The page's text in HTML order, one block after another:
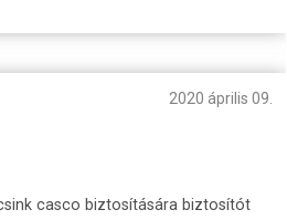
2020 április 09.
casco biztosítására biztosítót